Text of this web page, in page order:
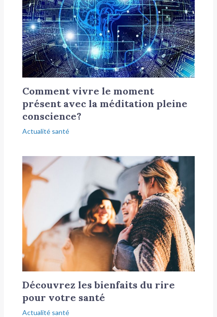
Comment vivre le moment
présent avec la méditation pleine
conscience?
Actualité santé
Découvrez les bienfaits du rire
pour votre santé
Actualité santé